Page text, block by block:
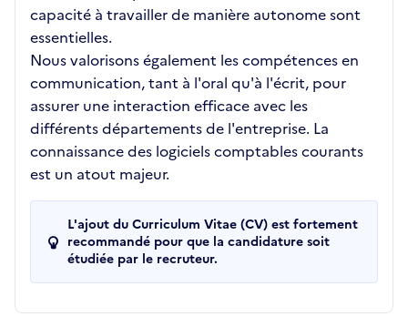
capacité à travailler de manière autonome sont
essentielles.
Nous valorisons également les compétences en
communication, tant à l'oral qu'à l'écrit, pour
assurer une interaction efficace avec les
différents départements de l'entreprise. La
connaissance des logiciels comptables courants
est un atout majeur.
L'ajout du Curriculum Vitae (CV) est fortement
recommandé pour que la candidature soit
étudiée par le recruteur.